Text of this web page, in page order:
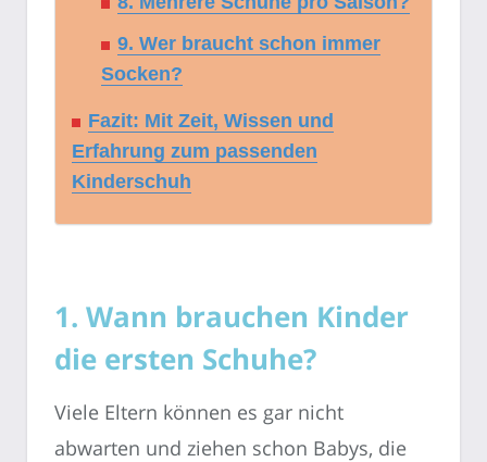
9. Wer braucht schon immer
Socken?
Fazit: Mit Zeit, Wissen und
Erfahrung zum passenden
Kinderschuh
1. Wann brauchen Kinder
die ersten Schuhe?
Viele Eltern können es gar nicht
abwarten und ziehen schon Babys, die